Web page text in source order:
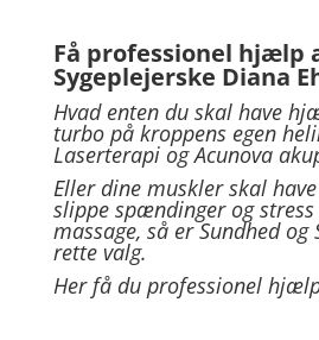
Få professionel hjælp
Sygeplejerske Diana
Hvad enten du skal have
turbo på kroppens egen
Laserterapi og Acunova
Eller dine muskler skal
slippe spændinger og
massage, så er Sundhed og
rette valg.
Her få du professionel